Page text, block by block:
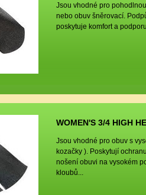
Jsou vhodné pro
nebo obuv šněrovací.
poskytuje komfort a
WOMEN'S 3/4 HIGH
Jsou vhodné pro obuv s
kozačky ). Poskytují
nošení obuvi na vysokém
kloubů...